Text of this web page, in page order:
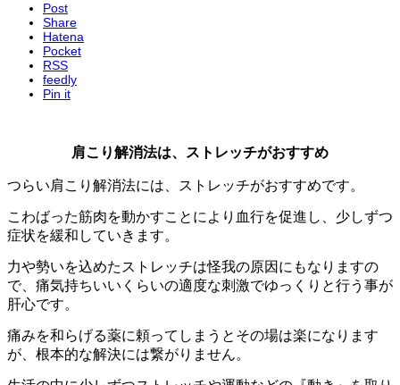
Post
Share
Hatena
Pocket
RSS
feedly
Pin it
肩こり解消法は、ストレッチがおすすめ
つらい肩こり解消法には、ストレッチがおすすめです。
こわばった筋肉を動かすことにより血行を促進し、少しずつ
症状を緩和していきます。
力や勢いを込めたストレッチは怪我の原因にもなりますの
で、痛気持ちいいくらいの適度な刺激でゆっくりと行う事が
肝心です。
痛みを和らげる薬に頼ってしまうとその場は楽になります
が、根本的な解決には繋がりません。